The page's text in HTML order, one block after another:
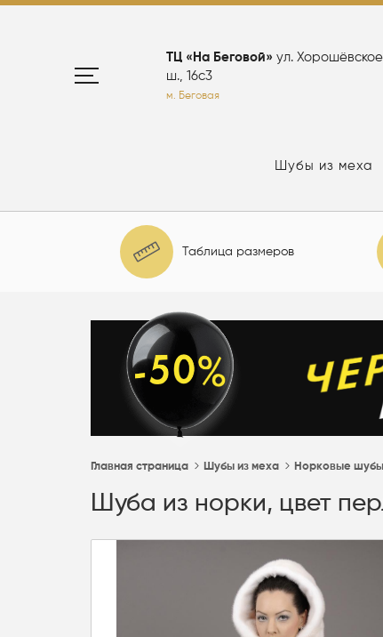
ТЦ «На Беговой» ул. Хорошёвское
ш., 16с3
м. Беговая
Шубы из меха
Таблица размеров
Главная страница Шубы из меха Норковые шубы
Шуба из норки, цвет